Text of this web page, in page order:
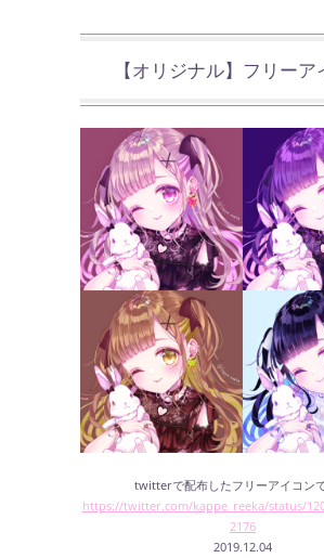
【オリジナル】フリーア
twitterで配布したフリーアイコンで
https://twitter.com/kappe_reeka/status/
2176
2019.12.04